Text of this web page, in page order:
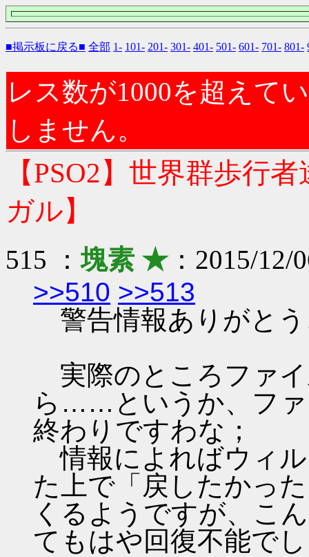
■掲示板に戻る■ 全部 1- 101- 201- 301- 401- 501- 601- 701- 801-
レス数が1000を超えて
しません。
【PSO2】世界群歩行
ガル】
515 ：塊素 ★：2015/12/
>>510 >>513
警告情報ありがと
実際のところファ
ら……というか、ファ
終わりですわな；
情報によればウィ
た上で「戻したかっ
くるようですが、こ
てもはや回復不能で